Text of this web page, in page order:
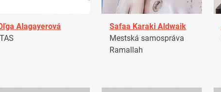
Alagayerová
Safaa Karaki Aldwaik
Mestská samospráva
Ramallah